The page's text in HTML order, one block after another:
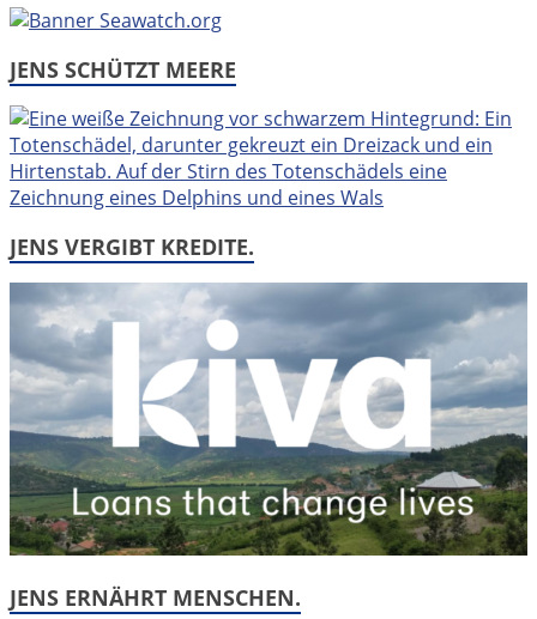
JENS SCHÜTZT MEERE
JENS VERGIBT KREDITE.
JENS ERNÄHRT MENSCHEN.